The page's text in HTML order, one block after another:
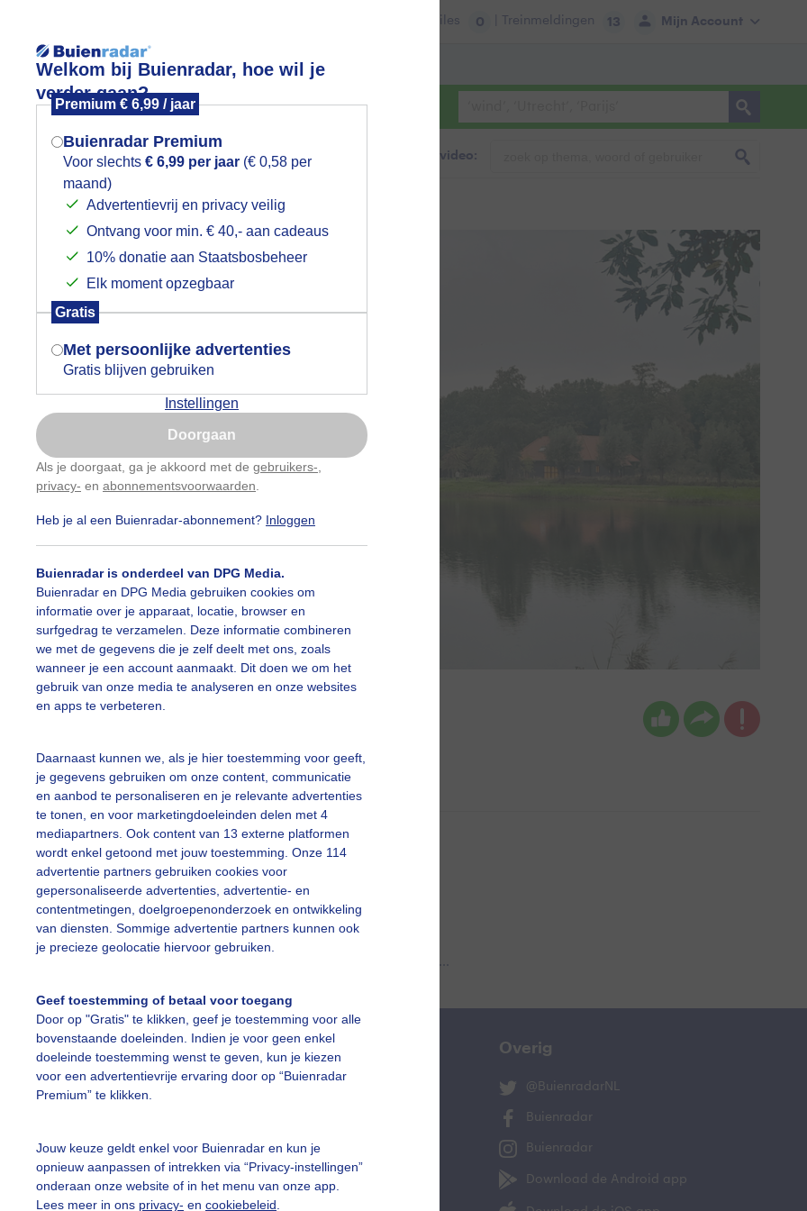
Welkom bij Buienradar, hoe wil je
verder gaan?
Premium € 6,99 / jaar
Buienradar Premium
Voor slechts € 6,99 per jaar (€ 0,58 per
maand)
Advertentievrij en privacy veilig
Ontvang voor min. € 40,- aan cadeaus
10% donatie aan Staatsbosbeheer
Elk moment opzegbaar
Gratis
Met persoonlijke advertenties
Gratis blijven gebruiken
Instellingen
Doorgaan
Als je doorgaat, ga je akkoord met de gebruikers-
privacy- en abonnementsvoorwaarden
Heb je al een Buienradar-abonnement? Inloggen
Buienradar is onderdeel van DPG Media.
Buienradar en DPG Media gebruiken cookies om
informatie over je apparaat, locatie, browser en
surfgedrag te verzamelen. Deze informatie combineren
we met de gegevens die je zelf deelt met ons, zoals
wanneer je een account aanmaakt. Dit doen we om het
gebruik van onze media te analyseren en onze websites
en apps te verbeteren.
Daarnaast kunnen we, als je hier toestemming voor geeft,
je gegevens gebruiken om onze content, communicatie
en aanbod te personaliseren en je relevante advertenties
te tonen, en voor marketingdoeleinden delen met 4
mediapartners. Ook content van 13 externe platformen
wordt enkel getoond met jouw toestemming. Onze 114
advertentie partners gebruiken cookies voor
gepersonaliseerde advertenties, advertentie- en
contentmetingen, doelgroepenonderzoek en ontwikkeling
van diensten. Sommige advertentie partners kunnen ook
je precieze geolocatie hiervoor gebruiken.
Geef toestemming of betaal voor toegang
Door op "Gratis" te klikken, geef je toestemming voor alle
bovenstaande doeleinden. Indien je voor geen enkel
doeleinde toestemming wenst te geven, kun je kiezen
voor een advertentievrije ervaring door op “Buienradar
Premium” te klikken.
Jouw keuze geldt enkel voor Buienradar en kun je
opnieuw aanpassen of intrekken via “Privacy-instellingen”
onderaan onze website of in het menu van onze app.
Lees meer in ons privacy- en cookiebeleid
Mijn Account
Files 0 | Treinmeldingen 13
Lees meer.
Foto en video Weerzine
Zoeken in foto & video:
rond 13.00 uur
slideshow
vragen
Mijn weer
De Bilt
Overig
@BuienradarNL
Buienradar
Buienradar
Download de Android app
Mogen we je locatie gebruiken voor
het weer?
Indien je hier nog geen akkoord op hebt
gegeven, verschijnt er zo een pop-up uit
je browser waarin deze toestemming
gevraagd wordt.
Is goed, toon de popup
Nu niet, misschien later
Gebruik je Safari en wil je niet elke dag deze pop-up
Klikhierom dit aan te passen